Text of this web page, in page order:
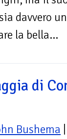
davvero
la bella...
di
Bushema